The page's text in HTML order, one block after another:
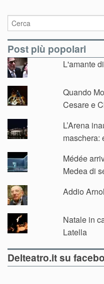
Post più popolari
L'amante
Quando
Cesare e
L’Arena
maschera:
Médée
Medea di
Addio
Natale in
Latella
Delteatro.it su